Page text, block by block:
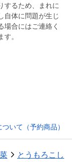
するため、まれに
自体に問題が生じ
場合にはご連絡く
いて（予約商品）
とうもろこし